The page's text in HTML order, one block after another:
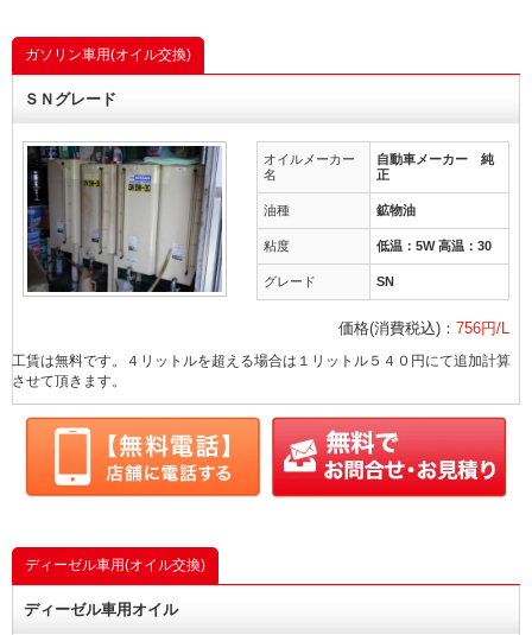
日産
整備
修理
交換
ガソリン車用(オイル交換)
ＳＮグレード
オイルメーカー
名
自動車メーカー 純
正
油種 鉱物油
粘度 低温：5W 高温：30
グレード SN
価格(消費税込)： 756円/L
工賃は無料です。４リットルを超える場合は１リットル５４０円にて追加計算
させて頂きます。
ディーゼル車用(オイル交換)
ディーゼル車用オイル